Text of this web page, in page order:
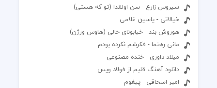
سیروس زارع - سن اولاندا (تو که هستی)
خیالاتی - یاسین غلامی
هوروش بند - خیابونای خالی (هاوس ورژن)
مانی رهنما - فکرشم نکرده بودم
میلاد داوری - خنده مصنوعی
دانلود آهنگ قلبم از فولاد ویس
امیر اسحاقی - پیغوم